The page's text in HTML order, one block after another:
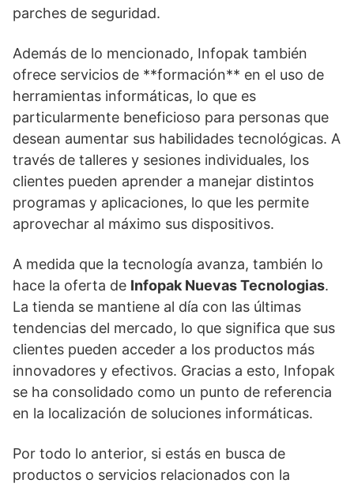
parches de seguridad.
Además de lo mencionado, Infopak también
ofrece servicios de **formación** en el uso de
herramientas informáticas, lo que es
particularmente beneficioso para personas que
desean aumentar sus habilidades tecnológicas. A
través de talleres y sesiones individuales, los
clientes pueden aprender a manejar distintos
programas y aplicaciones, lo que les permite
aprovechar al máximo sus dispositivos.
A medida que la tecnología avanza, también lo
hace la oferta de Infopak Nuevas Tecnologias.
La tienda se mantiene al día con las últimas
tendencias del mercado, lo que significa que sus
clientes pueden acceder a los productos más
innovadores y efectivos. Gracias a esto, Infopak
se ha consolidado como un punto de referencia
en la localización de soluciones informáticas.
Por todo lo anterior, si estás en busca de
productos o servicios relacionados con la